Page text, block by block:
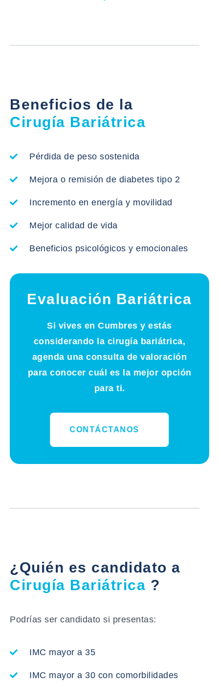
Beneficios de la
Cirugía Bariátrica
Pérdida de peso sostenida
Mejora o remisión de diabetes tipo 2
Incremento en energía y movilidad
Mejor calidad de vida
Beneficios psicológicos y emocionales
Evaluación Bariátrica
Si vives enCumbres y estás
considerando la cirugía bariátrica,
agenda una consulta de valoración
para conocer cuál es la mejor opción
para ti.
CONTÁCTANOS
¿Quién es candidato a
Cirugía Bariátrica ?
Podrías ser candidato si presentas:
IMC mayor a 35
IMC mayor a 30 con comorbilidades